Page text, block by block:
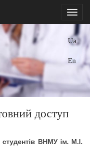
Ua
En
доступ
ВНМУім. М.І.